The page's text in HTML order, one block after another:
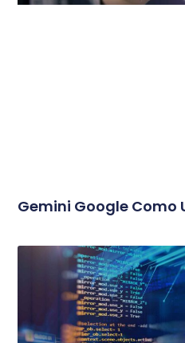
Gemini Google Como